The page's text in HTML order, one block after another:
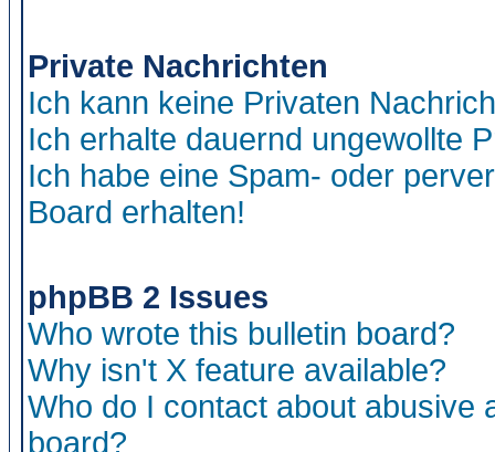
Private Nachrichten
Ich kann keine Privaten
Ich erhalte dauernd ungewollte
Ich habe eine Spam- oder
Board erhalten!
phpBB 2 Issues
Who wrote this bulletin board?
Why isn't X feature available?
Who do I contact about abusive
board?